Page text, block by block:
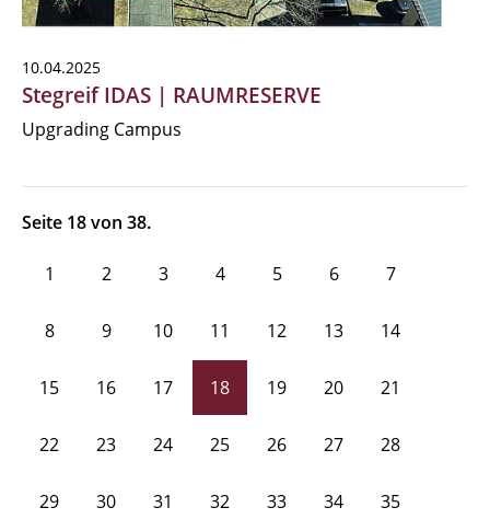
10.04.2025
Stegreif IDAS | RAUMRESERVE
Upgrading Campus
Seite 18 von 38.
1 2 3 4 5 6 7
8 9 10 11 12 13 14
15 16 17 18 19 20 21
22 23 24 25 26 27 28
29 30 31 32 33 34 35